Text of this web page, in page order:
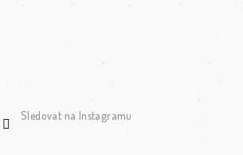
Sledovat na Instagramu